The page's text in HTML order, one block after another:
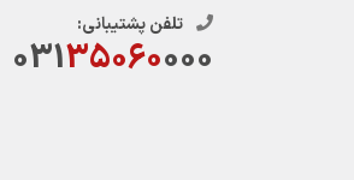
تلفن پشتیبانی:
03135060000